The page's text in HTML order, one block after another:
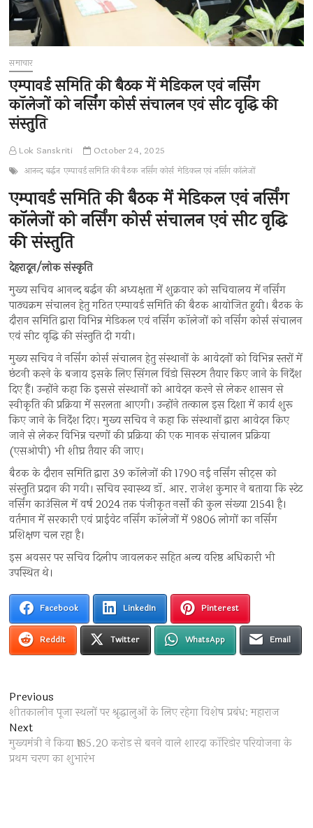
समाचार
एम्पावर्ड समिति की बैठक में मेडिकल एवं नर्सिंग
कॉलेजों को नर्सिंग कोर्स संचालन एवं सीट वृद्धि की
संस्तुति
Lok Sanskriti
October 24, 2025
आनन्द बर्द्धन एम्पावर्ड समिति की बैठक नर्सिंग कोर्स मेडिकल एवं नर्सिंग कॉलेजों
एम्पावर्ड समिति की बैठक में मेडिकल एवं नर्सिंग
कॉलेजों को नर्सिंग कोर्स संचालन एवं सीट वृद्धि
की संस्तुति
देहरादून/लोक संस्कृति
मुख्य सचिव आनन्द बर्द्धन की अध्यक्षता में शुक्रवार को सचिवालय में नर्सिंग
पाठ्यक्रम संचालन हेतु गठित एम्पावर्ड समिति की बैठक आयोजित हुयी। बैठक के
दौरान समिति द्वारा विभिन्न मेडिकल एवं नर्सिंग कॉलेजों को नर्सिंग कोर्स संचालन
एवं सीट वृद्धि की संस्तुति दी गयी।
मुख्य सचिव ने नर्सिंग कोर्स संचालन हेतु संस्थानों के आवेदनों को विभिन्न स्तरों में
छंटनी करने के बजाय इसके लिए सिंगल विंडो सिस्टम तैयार किए जाने के निर्देश
दिए हैं। उन्होंने कहा कि इससे संस्थानों को आवेदन करने से लेकर शासन से
स्वीकृति की प्रक्रिया में सरलता आएगी। उन्होंने तत्काल इस दिशा में कार्य शुरू
किए जाने के निर्देश दिए। मुख्य सचिव ने कहा कि संस्थानों द्वारा आवेदन किए
जाने से लेकर विभिन्न चरणों की प्रक्रिया की एक मानक संचालन प्रक्रिया
(एसओपी) भी शीघ्र तैयार की जाए।
बैठक के दौरान समिति द्वारा 39 कॉलेजों की 1790 नई नर्सिंग सीट्स को
संस्तुति प्रदान की गयी। सचिव स्वास्थ्य डॉ. आर. राजेश कुमार ने बताया कि स्टेट
नर्सिंग काउंसिल में वर्ष 2024 तक पंजीकृत नर्सों की कुल संख्या 21541 है।
वर्तमान में सरकारी एवं प्राईवेट नर्सिंग कॉलेजों में 9806 लोगों का नर्सिंग
प्रशिक्षण चल रहा है।
इस अवसर पर सचिव दिलीप जावलकर सहित अन्य वरिष्ठ अधिकारी भी
उपस्थित थे।
Facebook LinkedIn Pinterest
Reddit Twitter WhatsApp Email
Post
navigation
Previous
post:
शीतकालीन पूजा स्थलों पर श्रृद्धालुओं के लिए रहेगा विशेष प्रबंध: महाराज
NextNext
post:
मुख्यमंत्री ने किया ₹185.20 करोड़ से बनने वाले शारदा कॉरिडोर परियोजना के
प्रथम चरण का शुभारंभ